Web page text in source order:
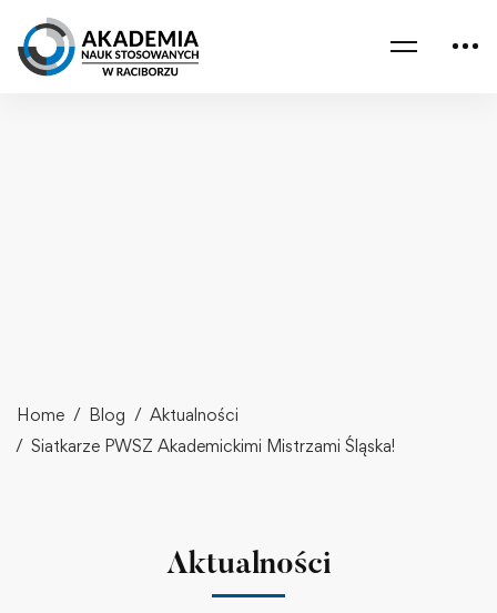
Home Blog
Aktualności
Siatkarze PWSZ Akademickimi Mistrzami Śląska!
Aktualności